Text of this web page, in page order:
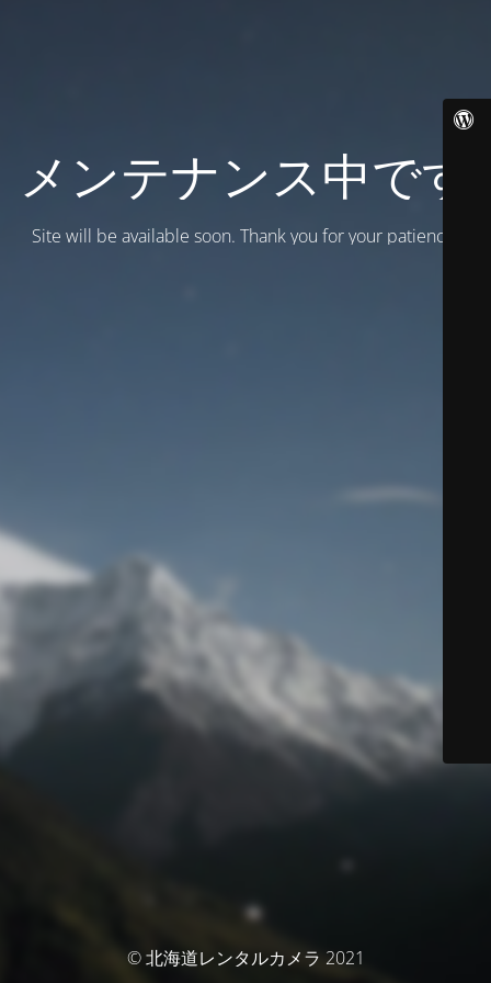
メンテナンス中です
Site will be available soon. Thank you for your patience!
© 北海道レンタルカメラ 2021